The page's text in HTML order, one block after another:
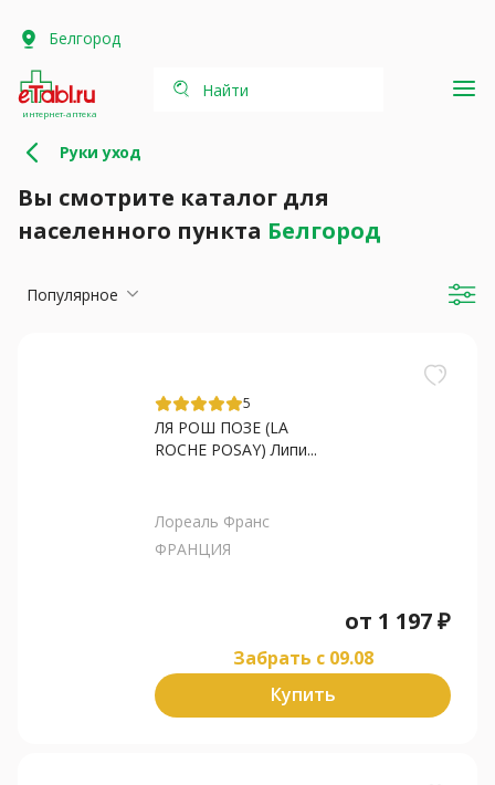
Белгород
интернет-аптека
Найти
Руки уход
Вы смотрите каталог для
населенного пункта Белгород
Популярное
5
ЛЯ РОШ ПОЗЕ (LA
ROCHE POSAY) Липи...
Лореаль Франс
ФРАНЦИЯ
от 1 197₽
Забрать c 09.08
Купить